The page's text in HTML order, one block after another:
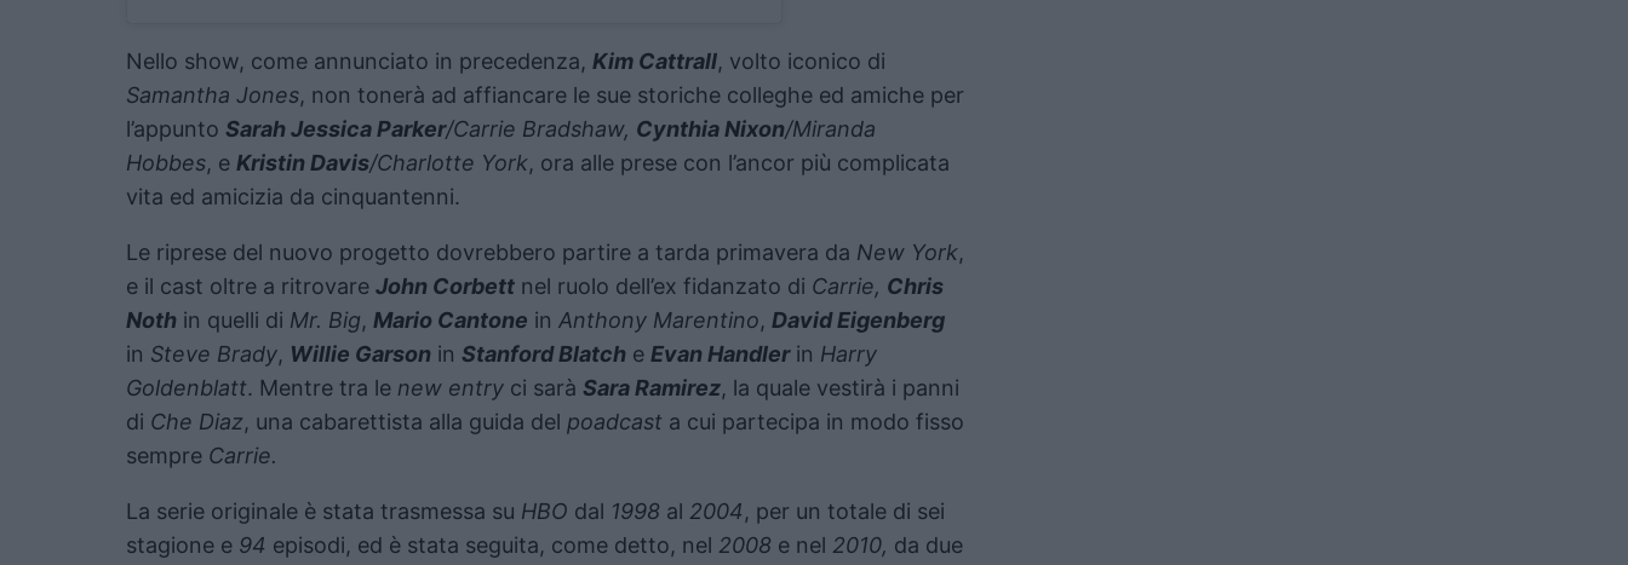
Nello show, come annunciato in precedenza, Kim Cattrall, volto iconico di
Samantha Jones, non tonerà ad affiancare le sue storiche colleghe ed amiche per
l’appunto Sarah Jessica Parker/Carrie Bradshaw, Cynthia Nixon/Miranda
Hobbes, e Kristin Davis/Charlotte York, ora alle prese con l’ancor più complicata
vita ed amicizia da cinquantenni.
Le riprese del nuovo progetto dovrebbero partire a tarda primavera da New York,
e il cast oltre a ritrovare John Corbett nel ruolo dell’ex fidanzato di Carrie, Chris
Noth in quelli di Mr. Big, Mario Cantone in Anthony Marentino, David Eigenberg
in Steve Brady, Willie Garson in Stanford Blatch e Evan Handlerin Harry
Goldenblatt. Mentre tra le new entry ci sarà Sara Ramirez, la quale vestirà i panni
di Che Diaz, una cabarettista alla guida del poadcast a cui partecipa in modo fisso
sempre Carrie.
La serie originale è stata trasmessa su HBO dal 1998 al 2004, per un totale di sei
stagione e 94 episodi, ed è stata seguita, come detto, nel 2008 e nel 2010, da due